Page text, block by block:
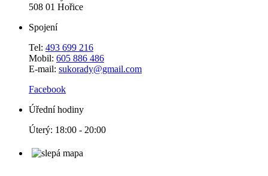
508 01 Hořice
Spojení
Tel: 493 699 216
Mobil: 605 886 486
E-mail: sukorady@gmail.com
Facebook
Úřední hodiny
Úterý: 18:00 - 20:00